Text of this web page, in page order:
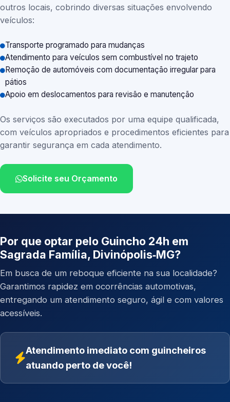
outros locais, cobrindo diversas situações envolvendo
veículos:
Transporte programado para mudanças
Atendimento para veículos sem combustível no trajeto
Remoção de automóveis com documentação irregular para
pátios
Apoio em deslocamentos para revisão e manutenção
Os serviços são executados por uma equipe qualificada,
com veículos apropriados e procedimentos eficientes para
garantir segurança em cada atendimento.
Solicite seu Orçamento
Por que optar pelo Guincho 24h em
Sagrada Família, Divinópolis‑MG?
Em busca de um reboque eficiente na sua localidade?
Garantimos rapidez em ocorrências automotivas,
entregando um atendimento seguro, ágil e com valores
acessíveis.
Atendimento imediato com guincheiros
atuando perto de você!